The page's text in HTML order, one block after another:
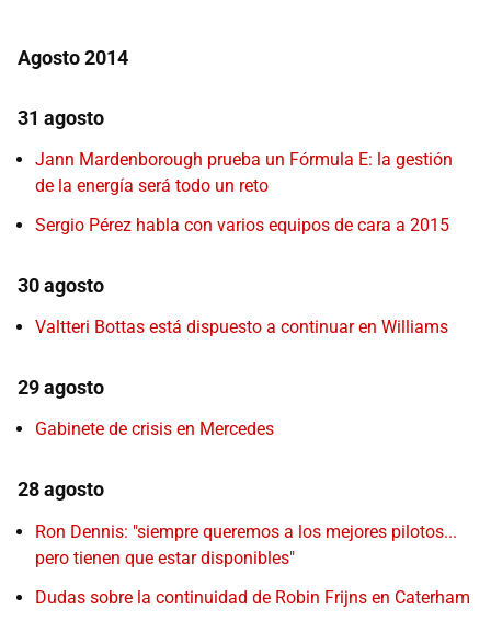
Agosto 2014
31 agosto
Jann Mardenborough prueba un Fórmula E: la gestión
de la energía será todo un reto
Sergio Pérez habla con varios equipos de cara a 2015
30 agosto
Valtteri Bottas está dispuesto a continuar en Williams
29 agosto
Gabinete de crisis en Mercedes
28 agosto
Ron Dennis: "siempre queremos a los mejores pilotos...
pero tienen que estar disponibles"
Dudas sobre la continuidad de Robin Frijns en Caterham